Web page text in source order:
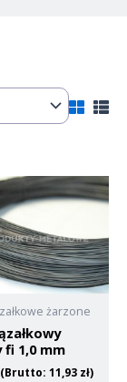
żarzone
fi 1,0 mm
(Brutto: 11,93 zł)